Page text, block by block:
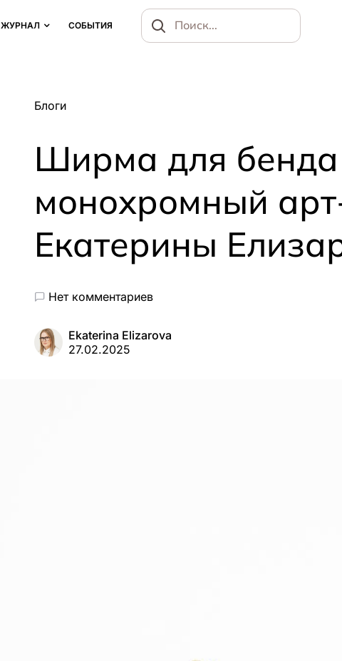
ЖУРНАЛ СОБЫТИЯ
Найти
Блоги
Ширма для бенда
монохромный
Екатерины
Нет комментариев
Ekaterina Elizarova
27.02.2025